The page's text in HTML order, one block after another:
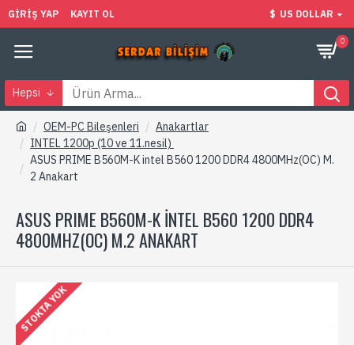
GIRIŞ YAP KAYIT OL $ US DOLLAR
0
Hepsi
OEM-PC Bileşenleri
Anakartlar
INTEL 1200p (10 ve 11.nesil)
ASUS PRIME B560M-K intel B560 1200 DDR4 4800MHz(OC) M.
2 Anakart
ASUS PRIME B560M-K INTEL B560 1200 DDR4
4800MHZ(OC) M.2 ANAKART
STOKTA YOK